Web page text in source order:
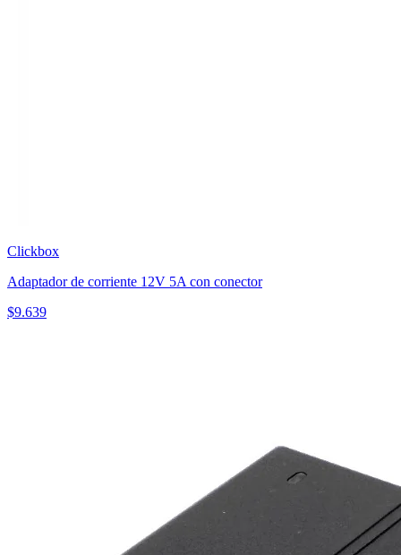
Clickbox
Adaptador de corriente 12V 5A con conector
$9.639